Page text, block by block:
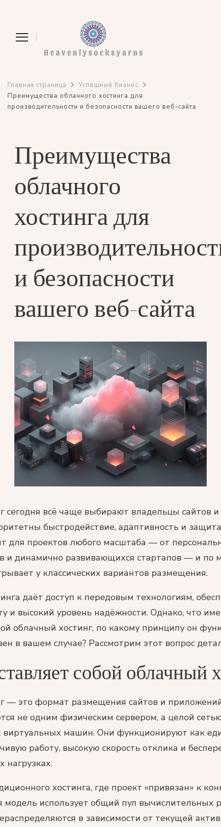
Главная страница
Успешный бизнес
Преимущества облачного хостинга для
производительности и безопасности вашего веб-сайта
Преимущества
облачного
хостинга для
и безопасности
вашего веб-сайта
сегодня всё чаще выбирают владельцы сайтов и
быстродействие, адаптивность и
для проектов любого масштаба — от
и динамично развивающихся стартапов — и по
у классических вариантов размещения.
даёт доступ к передовым технологиям,
и высокий уровень надёжности. Однако, что
облачный хостинг, по какому принципу он
в вашем случае? Рассмотрим этот вопрос
собой облачный
— это формат размещения сайтов и
не одним физическим сервером, а целой
виртуальных машин. Они функционируют как
работу, высокую скорость отклика и
нагрузках.
хостинга, где проект «привязан» к
модель использует общий пул вычислительных
в зависимости от текущей